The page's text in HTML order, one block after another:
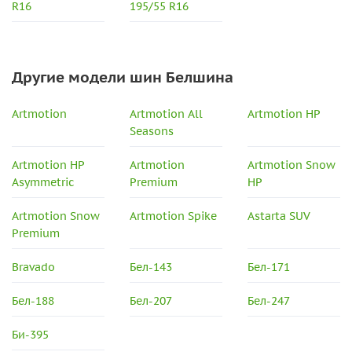
R16 195/55 R16
Другие модели шин Белшина
Artmotion
Artmotion All
Seasons
Artmotion HP
Artmotion HP
Asymmetric
Artmotion
Premium
Artmotion Snow
HP
Artmotion Snow
Premium
Artmotion Spike Astarta SUV
Bravado Бел-143 Бел-171
Бел-188 Бел-207 Бел-247
Би-395